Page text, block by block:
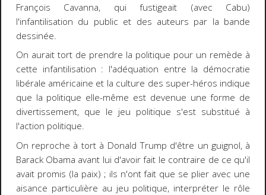
François Cavanna, qui fustigeait (avec Cabu)
l'infantilisation du public et des auteurs par la bande
dessinée.
On aurait tort de prendre la politique pour un remède à
cette infantilisation : l'adéquation entre la démocratie
libérale américaine et la culture des super-héros indique
que la politique elle-même est devenue une forme de
divertissement, que le jeu politique s'est substitué à
l'action politique.
On reproche à tort à Donald Trump d'être un guignol, à
Barack Obama avant lui d'avoir fait le contraire de ce qu'il
avait promis (la paix) ; ils n'ont fait que se plier avec une
aisance particulière au jeu politique, interpréter le rôle